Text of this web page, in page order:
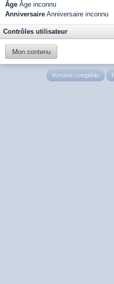
Âge Âge inconnu
Anniversaire Anniversaire inconnu
Contrôles utilisateur
Mon contenu
Version complète